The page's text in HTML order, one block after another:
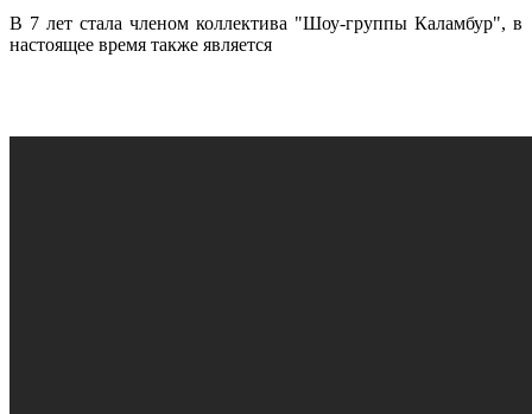
В 7 лет стала членом коллектива "Шоу-группы Каламбур", в
настоящее время также является